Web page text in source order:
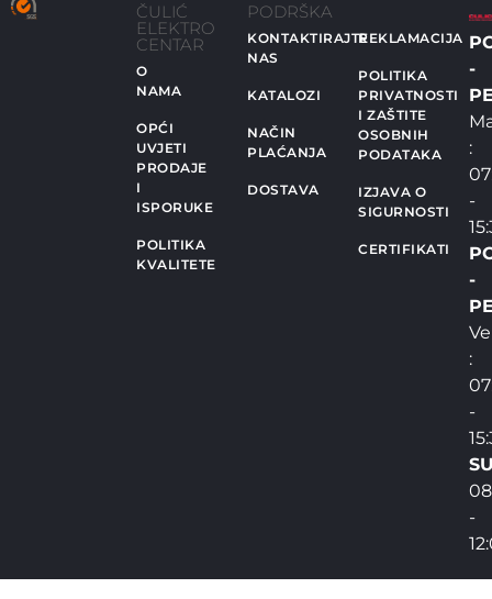
ČULIĆ
ELEKTRO
CENTAR
O
NAMA
OPĆI
UVJETI
PRODAJE
I
ISPORUKE
POLITIKA
KVALITETE
PODRŠKA
KONTAKTIRAJTE
NAS
KATALOZI
NAČIN
PLAĆANJA
DOSTAVA
REKLAMACIJA
POLITIKA
PRIVATNOSTI
I ZAŠTITE
OSOBNIH
PODATAKA
IZJAVA O
SIGURNOSTI
CERTIFIKATI
-
:
-
-
:
-
-